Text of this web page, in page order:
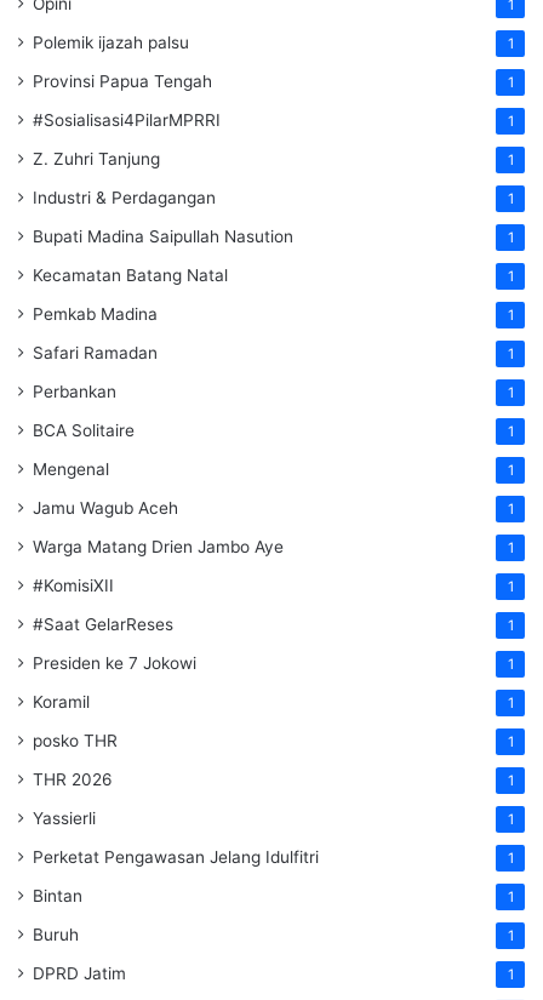
1
Polemik ijazah palsu 1
Provinsi Papua Tengah 1
#Sosialisasi4PilarMPRRI 1
Z. Zuhri Tanjung 1
Industri & Perdagangan 1
Bupati Madina Saipullah Nasution 1
Kecamatan Batang Natal 1
Pemkab Madina 1
Safari Ramadan 1
Perbankan 1
BCA Solitaire 1
Mengenal 1
Jamu Wagub Aceh 1
Warga Matang Drien Jambo Aye 1
#KomisiXII 1
#Saat GelarReses 1
Presiden ke 7 Jokowi 1
Koramil 1
posko THR 1
THR 2026 1
Yassierli 1
Perketat Pengawasan Jelang Idulfitri 1
Bintan 1
Buruh 1
DPRD Jatim 1